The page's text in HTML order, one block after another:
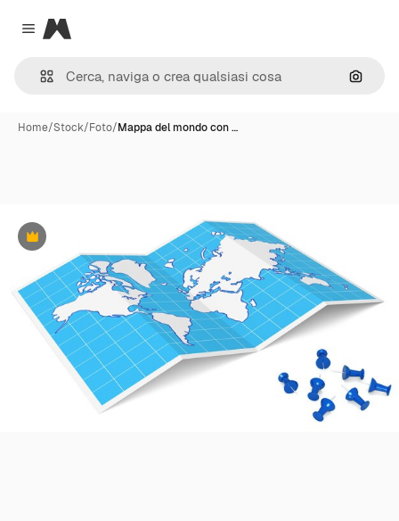
Close menu
Magnific
Cerca
Home/Stock/Foto/Mappa del mondo con …
Premium